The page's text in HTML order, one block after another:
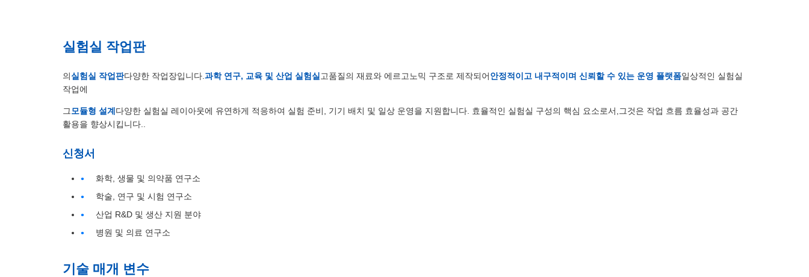
실험실 작업판
의실험실 작업판다양한 작업장입니다. 과학 연구, 교육 및 산업 실험실 고품질의 재료와 에르고노믹 구조로 제작되어안정적이고 내구적이며 신뢰할 수 있는 운영 플랫폼일상적인 실험실
작업에
그 모듈형 설계 다양한 실험실 레이아웃에 유연하게 적응하여 실험 준비, 기기 배치 및 일상 운영을 지원합니다. 효율적인 실험실 구성의 핵심 요소로서,그것은 작업 흐름 효율성과 공간
활용을 향상시킵니다..
신청서
화학, 생물 및 의약품 연구소
학술, 연구 및 시험 연구소
산업 R&D 및 생산 지원 분야
병원 및 의료 연구소
기술 매개 변수